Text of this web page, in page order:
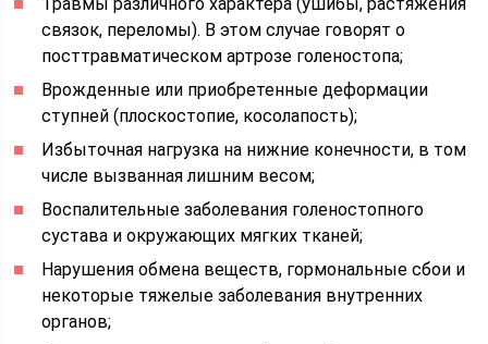
связок, переломы). В этом случае говорят о
посттравматическом артрозе голеностопа;
Врожденные или приобретенные деформации
ступней (плоскостопие, косолапость);
Избыточная нагрузка на нижние конечности, в том
числе вызванная лишним весом;
Воспалительные заболевания голеностопного
сустава и окружающих мягких тканей;
Нарушения обмена веществ, гормональные сбои и
некоторые тяжелые заболевания внутренних
органов;